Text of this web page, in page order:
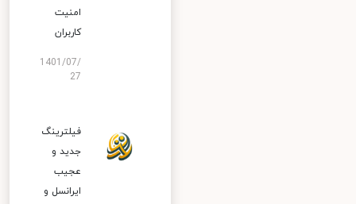
امنیت
کاربران
1401/07/
27
فیلترینگ
جدید و
عجیب
ایرانسل و